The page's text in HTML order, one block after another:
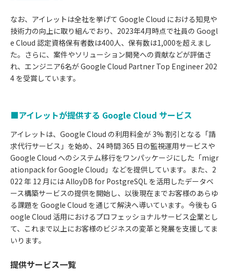
なお、アイレットは全社を挙げて Google Cloud における知見や
技術力の向上に取り組んでおり、2023年4月時点で社員の Googl
e Cloud 認定資格保有者数は400人、保有数は1,000を超えまし
た。さらに、案件やソリューション開発への貢献などが評価さ
れ、エンジニア6名が Google Cloud Partner Top Engineer 202
4 を受賞しています。
■アイレットが提供する Google Cloud サービス
アイレットは、Google Cloud の利用料金が 3% 割引となる「請
求代行サービス」を始め、24 時間 365 日の監視運用サービスや
Google Cloud へのシステム移行をワンパッケージにした「migr
ationpack for Google Cloud」などを提供しています。また、2
022 年 12 月には AlloyDB for PostgreSQL を活用したデータベ
ース構築サービスの提供を開始し、以後現在までお客様のあらゆ
る課題を Google Cloud を通じて解決へ導いています。今後も G
oogle Cloud 活用におけるプロフェッショナルサービス企業とし
て、これまで以上にお客様のビジネスの変革と発展を支援してま
いります。
提供サービス一覧